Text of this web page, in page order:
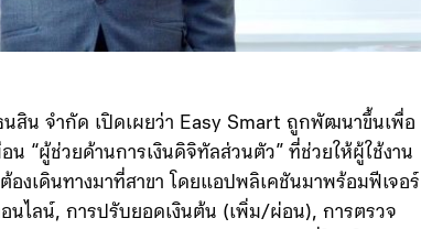
สิน จำกัด เปิดเผยว่า Easy Smart ถูกพัฒนาขึ้นเพื่อ
“ผู้ช่วยด้านการเงินดิจิทัลส่วนตัว” ที่ช่วยให้ผู้ใช้งาน